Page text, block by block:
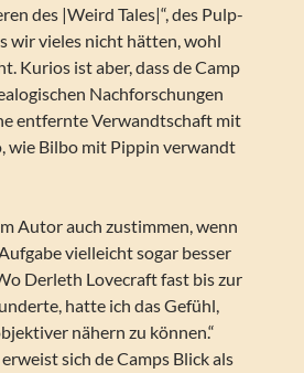
des |Weird Tales|“, des Pulp-
wir vieles nicht hätten, wohl
Kurios ist aber, dass de Camp
Nachforschungen
entfernte Verwandtschaft mit
wie Bilbo mit Pippin verwandt
Autor auch zustimmen, wenn
vielleicht sogar besser
Derleth Lovecraft fast bis zur
hatte ich das Gefühl,
nähern zu können.“
sich de Camps Blick als